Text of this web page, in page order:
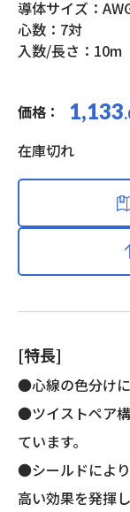
導体サイズ：
心数：7対
入数/長さ：10m
価格： 1,133
在庫切れ
[特長]
●心線の色分けに
●ツイストペア
ています。
●シールドによ
高い効果を発揮し